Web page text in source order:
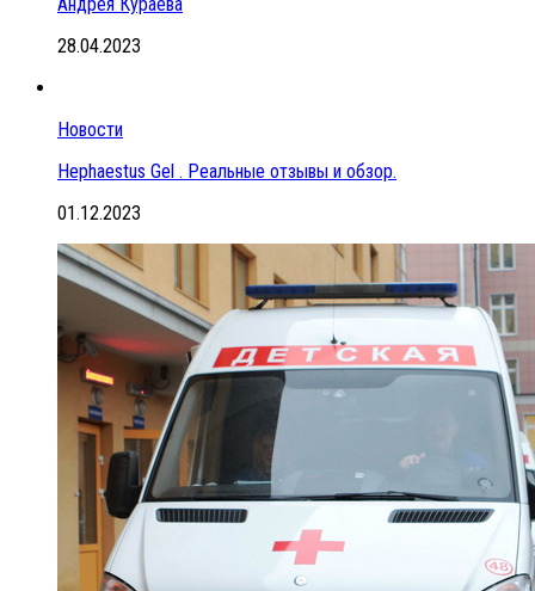
28.04.2023
Новости
Hephaestus Gel . Реальные отзывы и обзор.
01.12.2023